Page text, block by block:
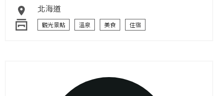
北海道
觀光景點 溫泉 美食 住宿